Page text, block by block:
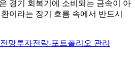
경기 회복기에 소비되는 금속이 아
이라는 장기 흐름 속에서 반드시
망투자전략-포트폴리오 관리